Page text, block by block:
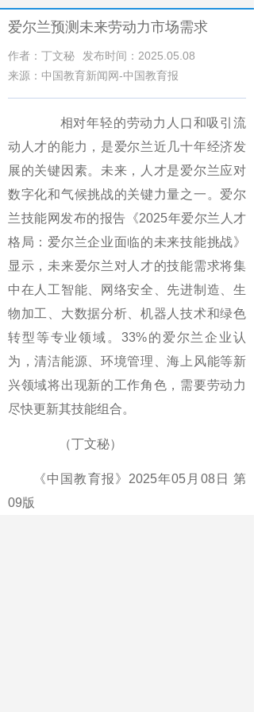
爱尔兰预测未来劳动力市场需求
作者：丁文秘
发布时间：2025.05.08
来源：中国教育新闻网-中国教育报
相对年轻的劳动力人口和吸引流
动人才的能力，是爱尔兰近几十年经济发
展的关键因素。未来，人才是爱尔兰应对
数字化和气候挑战的关键力量之一。爱尔
兰技能网发布的报告《2025年爱尔兰人才
格局：爱尔兰企业面临的未来技能挑战》
显示，未来爱尔兰对人才的技能需求将集
中在人工智能、网络安全、先进制造、生
物加工、大数据分析、机器人技术和绿色
转型等专业领域。33%的爱尔兰企业认
为，清洁能源、环境管理、海上风能等新
兴领域将出现新的工作角色，需要劳动力
尽快更新其技能组合。
（丁文秘）
《中国教育报》2025年05月08日 第
09版